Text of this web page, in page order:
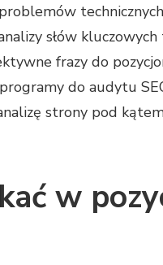
słów
frazy do
do audytu
strony pod
w